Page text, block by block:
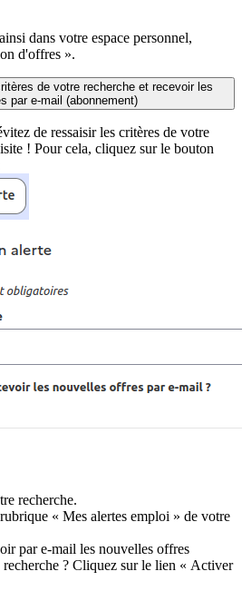
dans votre espace personnel,
d'offres ».
de votre recherche et recevoir les
par e-mail (abonnement)
de ressaisir les critères de votre
! Pour cela, cliquez sur le bouton
recherche.
« Mes alertes emploi » de votre
par e-mail les nouvelles offres
? Cliquez sur le lien « Activer